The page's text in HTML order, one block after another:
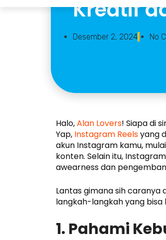
Kreatif
Desember 2, 2024 No
Halo,Alan Lovers! Siapa di
Yap, Instagram Reelsyang
akun Instagram kamu,
konten. Selain itu,
awearness dan
Lantas gimana sih
langkah-langkah yang bisa
1. Pahami